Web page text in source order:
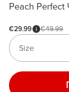
Peach
€29.99 €49.99
Size